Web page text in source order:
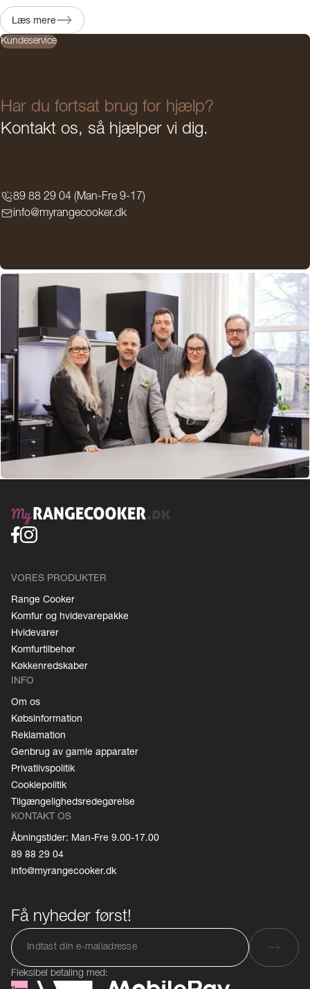
Læs mere
Kundeservice
Har du fortsat brug for hjælp?
Kontakt os, så hjælper vi dig.
89 88 29 04 (Man-Fre 9-17)
info@myrangecooker.dk
VORES PRODUKTER
Range Cooker
Komfur og hvidevarepakke
Hvidevarer
Komfurtilbehør
Køkkenredskaber
INFO
Om os
Købsinformation
Reklamation
Genbrug av gamle apparater
Privatlivspolitik
Cookiepolitik
Tilgængelighedsredegørelse
KONTAKT OS
Åbningstider: Man-Fre 9.00-17.00
89 88 29 04
info@myrangecooker.dk
Få nyheder først!
Fleksibel betaling med: